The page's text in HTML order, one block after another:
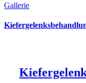
Gallerie